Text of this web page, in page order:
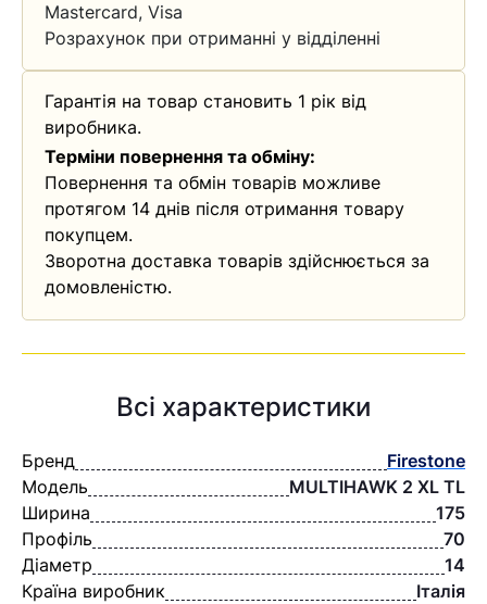
Mastercard, Visa
Розрахунок при отриманні у відділенні
Гарантія на товар становить 1 рік від
виробника.
Терміни повернення та обміну:
Повернення та обмін товарів можливе
протягом 14 днів після отримання товару
покупцем.
Зворотна доставка товарів здійснюється за
домовленістю.
Всі характеристики
Бренд
Firestone
Модель
MULTIHAWK 2 XL TL
Ширина
175
Профіль
70
Діаметр
14
Країна виробник
Італія